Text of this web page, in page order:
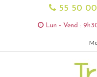
55 50
Lun - Vend :